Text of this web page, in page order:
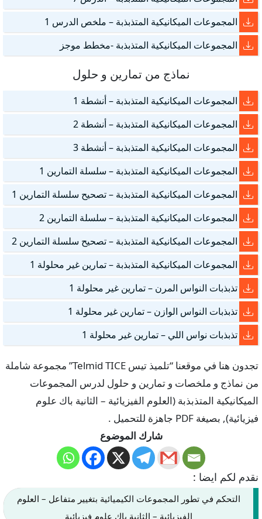
المجموعات الميكانيكية المتذبذبة – ملخص الدرس 1
المجموعات الميكانيكية المتذبذبة -مخطط موجز
نماذج من تمارين و حلول
المجموعات الميكانيكية المتذبذبة – أنشطة 1
المجموعات الميكانيكية المتذبذبة – أنشطة 2
المجموعات الميكانيكية المتذبذبة – أنشطة 3
المجموعات الميكانيكية المتذبذبة – سلسلة التمارين 1
المجموعات الميكانيكية المتذبذبة – تصحيح سلسلة التمارين 1
المجموعات الميكانيكية المتذبذبة – سلسلة التمارين 2
المجموعات الميكانيكية المتذبذبة – تصحيح سلسلة التمارين 2
المجموعات الميكانيكية المتذبذبة – تمارين غير محلولة 1
تذبذبات النواس المرن – تمارين غير محلولة 1
تذبذبات النواس الوازن – تمارين غير محلولة 1
تذبذبات نواس اللي – تمارين غير محلولة 1
تجدون هنا في موقعنا “تلميذ تيس Telmid TICE” مجموعة شاملة
من نماذج و ملخصات و تمارين و حلول لدرس المجموعات
الميكانيكية المتذبذبة (العلوم الفيزيائية – الثانية باك علوم
فيزيائية), بصيغة PDF جاهزة للتحميل .
شارك الموضوع
نقدم لكم ايضا :
التحكم في تطور المجموعات الكيميائية بتغيير متفاعل – العلوم
الفيزيائية – الثانية باك علوم فيزيائية